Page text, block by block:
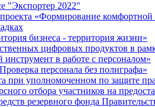
"Экспортер 2022"
«Формирование
бизнеса - территория жизни»
цифровых продуктов в
в работе с персоналом»
персонала без полиграфа»
при уполномоченном по защите
отбора участников на
резервного фонда